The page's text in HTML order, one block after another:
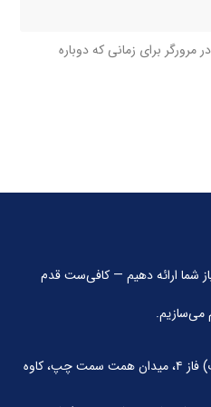
مرورگر برای زمانی که دوباره
شما ارائه دهیم — کافی‌ست قدم
می‌سازیم.
شهرک صنعتی مشهد (کلات) فاز ۴، میدان همت سمت چپ، کاوه